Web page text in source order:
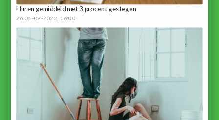
Huren gemiddeld met 3 procent gestegen
Zo 04-09-2022, 16:00